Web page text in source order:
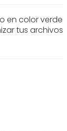
en color verde
tus archivos